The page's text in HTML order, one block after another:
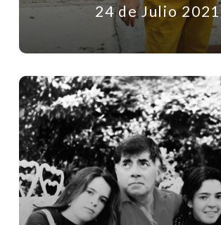
24 de Julio 2021